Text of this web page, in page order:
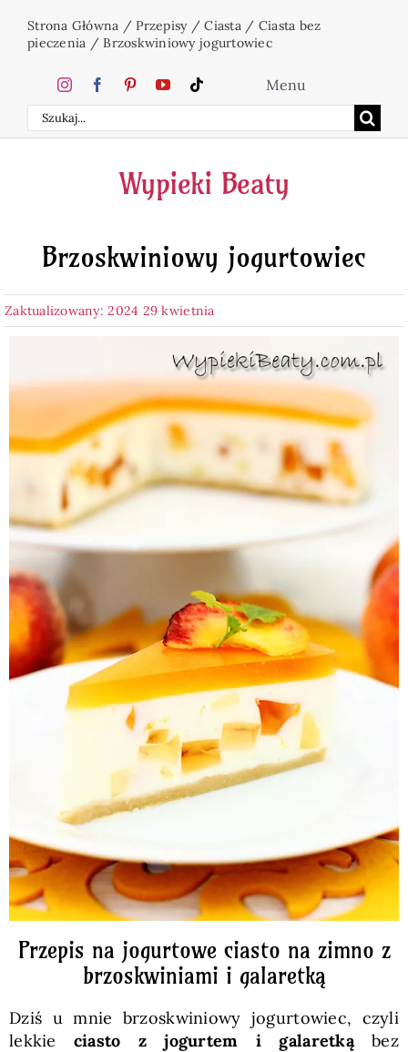
zawartości
Strona Główna /Przepisy/Ciasta/ Ciasta bez
pieczenia /Brzoskwiniowy jogurtowiec
Szukaj
Menu
Home
Ciasta
Desery
Napoje
Pieczywo
Przetwory
Zdrowo i fit
Kuchnie świata
SKLEP
Wypieki Beaty
Brzoskwiniowy jogurtowiec
Zaktualizowany: 2024 29 kwietnia
Przepis na jogurtowe ciasto na zimno z
brzoskwiniami i galaretką
Dziś u mnie brzoskwiniowy jogurtowiec, czyli
lekkie ciasto z jogurtem i galaretkąbez